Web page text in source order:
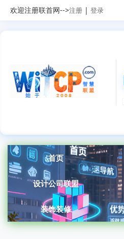
欢迎注册联首网-->注册 | 登录
首页
设计公司联盟
装饰装修